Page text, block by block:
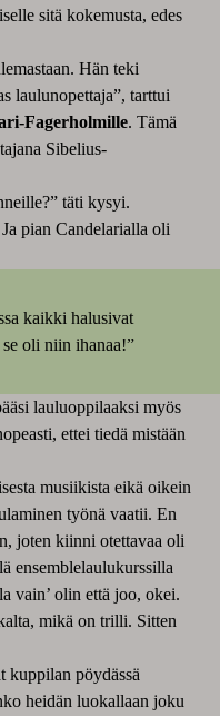
sitä kokemusta, edes
Hän teki
laulunopettaja”, tarttui
Fagerholmille. Tämä
Sibelius-
täti kysyi.
pian Candelarialla oli
kaikki halusivat
oli niin ihanaa!”
lauluoppilaaksi myös
ettei tiedä mistään
musiikista eikä oikein
työnä vaatii. En
joten kiinni otettavaa oli
ensemblelaulukurssilla
vain’ olin että joo, okei.
mikä on trilli. Sitten
kuppilan pöydässä
heidän luokallaan joku